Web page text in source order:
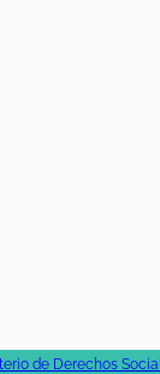
de Derechos